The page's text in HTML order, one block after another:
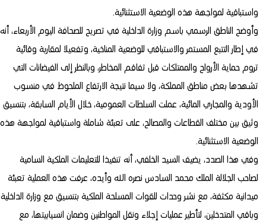
واستباقية لمواجهة هذه الوضعية الاستثنائية.
وأوضح الناطق الرسمي باسم وزارة الداخلية في تصريح للصحافة اليوم الأربعاء، أنه
في إطار التتبع المستمر والاستباقي للوضعية المناخية، وتفعيلا لمقاربة وقائية
تروم حماية الأرواح والممتلكات قبل تفاقم المخاطر، وبالنظر إلى الفيضانات التي
تشهدها بعض مناطق المملكة، ولا سيما نتيجة الارتفاع الملحوظ في منسوب
الأودية والمجاري المائية، عملت السلطات العمومية، خلال الأيام السابقة، بتنسيق
وثيق بين مختلف القطاعات والمصالح، على تعبئة شاملة واستباقية لمواجهة هذه
الوضعية الاستثنائية.
وفي هذا الصدد، يضيف السيد الخلفي، أنه تنفيذا للتعليمات الملكية السامية
لصاحب الجلالة الملك محمد السادس نصره الله وأيده، عرفت هذه العملية تعبئة
ميدانية مكثفة، مع نشر وحدات للقوات المسلحة الملكية بتنسيق مع وزارة الداخلية
وباقي المتدخلين، لتأطير عمليات إجلاء ونقل المواطنين وضمان انسيابيتها، مع